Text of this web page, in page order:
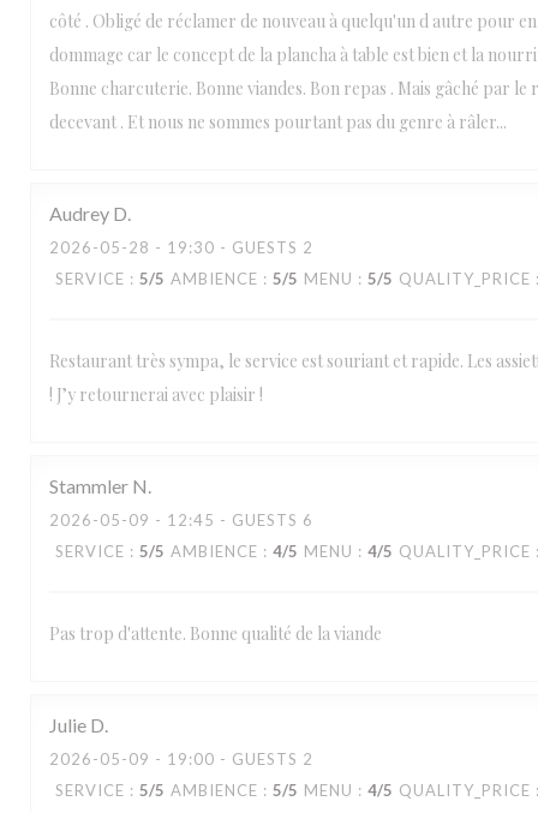
côté . Obligé de réclamer de nouveau à quelqu'un d autre pour
dommage car le concept de la plancha à table est bien et la
Bonne charcuterie. Bonne viandes. Bon repas . Mais gâché par le
decevant . Et nous ne sommes pourtant pas du genre à râler...
Audrey D
2026-05-28 - 19:30 - GUESTS 2
SERVICE : 5/5 AMBIENCE : 5/5 MENU : 5/5 QUALITY_PRICE
Restaurant très sympa, le service est souriant et rapide. Les
! J’y retournerai avec plaisir !
Stammler N
2026-05-09 - 12:45 - GUESTS 6
SERVICE : 5/5 AMBIENCE : 4/5 MENU : 4/5 QUALITY_PRICE
Pas trop d'attente. Bonne qualité de la viande
Julie D
2026-05-09 - 19:00 - GUESTS 2
SERVICE : 5/5 AMBIENCE : 5/5 MENU : 4/5 QUALITY_PRICE